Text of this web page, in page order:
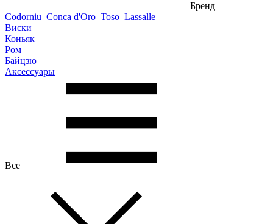
Бренд
Codorniu Conca d'Oro Toso Lassalle
Виски
Коньяк
Ром
Байцзю
Аксессуары
Все